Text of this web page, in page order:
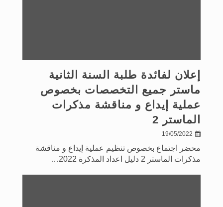
إعلان لفائدة طلبة السنة الثانية
ماستر جميع التخصصات بخصوص
عملية إيداع و مناقشة مذكرات
الماستر 2
19/05/2022
محضر اجتماع بخصوص تنظيم عملية إيداع و مناقشة
مذكرات الماستر 2 دليل اعداد المذكرة 2022…